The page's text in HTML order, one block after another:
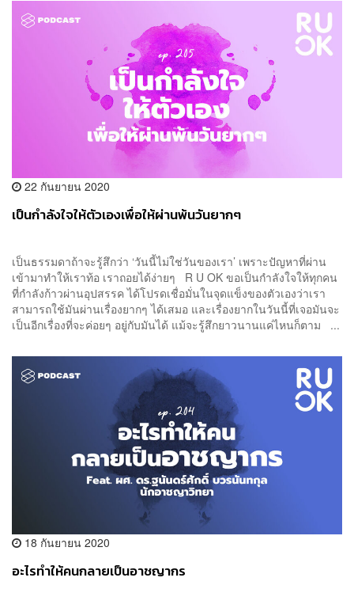
22 กันยายน 2020
เป็นกำลังใจให้ตัวเองเพื่อให้ผ่านพ้นวันยากๆ
เป็นธรรมดาถ้าจะรู้สึกว่า ‘วันนี้ไม่ใช่วันของเรา’ เพราะปัญหาที่ผ่าน
เข้ามาทำให้เราท้อ เราถอยได้ง่ายๆ R U OK ขอเป็นกำลังใจให้ทุกคน
ที่กำลังก้าวผ่านอุปสรรค ได้โปรดเชื่อมั่นในจุดแข็งของตัวเองว่าเรา
สามารถใช้มันผ่านเรื่องยากๆ ได้เสมอ และเรื่องยากในวันนี้ที่เจอมันจะ
เป็นอีกเรื่องที่จะค่อยๆ อยู่กับมันได้ แม้จะรู้สึกยาวนานแค่ไหนก็ตาม ...
18 กันยายน 2020
อะไรทำให้คนกลายเป็นอาชญากร